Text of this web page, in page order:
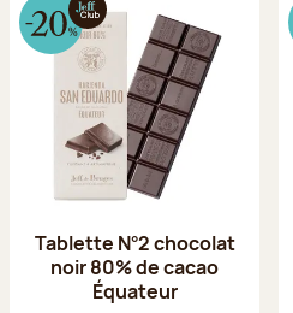
Tablette N°2 chocolat
noir 80% de cacao
Équateur